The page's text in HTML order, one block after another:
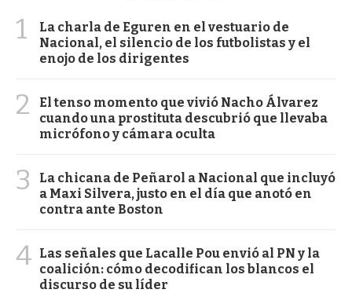
1
La charla de Eguren en el vestuario de
Nacional, el silencio de los futbolistas y el
enojo de los dirigentes
2
El tenso momento que vivió Nacho Álvarez
cuando una prostituta descubrió que llevaba
micrófono y cámara oculta
3
La chicana de Peñarol a Nacional que incluyó
a Maxi Silvera, justo en el día que anotó en
contra ante Boston
4 Las señales que Lacalle Pou envió al PN y la
coalición: cómo decodifican los blancos el
discurso de su líder